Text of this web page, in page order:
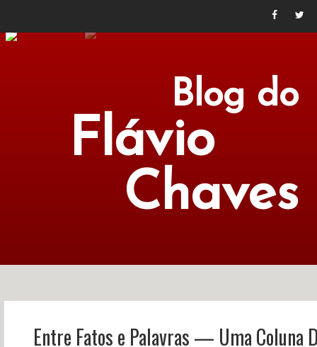
Blog do
Flávio
Chaves
NOTÍCIAS PERFIL
Entre Fatos e Palavras — Uma Coluna